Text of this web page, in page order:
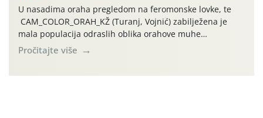
U nasadima oraha pregledom na feromonske lovke, te
CAM_COLOR_ORAH_KŽ (Turanj, Vojnić) zabilježena je
mala populacija odraslih oblika orahove muhe
(Rhagoletis completa). Niska brojnost može se objasniti
činjenicom da je riječ o mladim nasadima s vrlo malim
Pročitajte više